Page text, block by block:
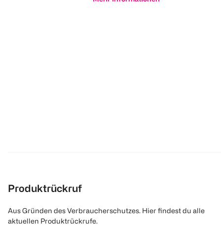
Produktrückruf
Aus Gründen des Verbraucherschutzes. Hier findest du alle
aktuellen Produktrückrufe.